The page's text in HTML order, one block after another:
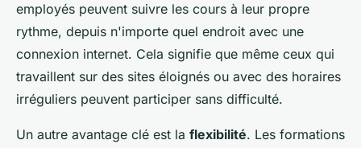
employés peuvent suivre les cours à leur propre
rythme, depuis n'importe quel endroit avec une
connexion internet. Cela signifie que même ceux qui
travaillent sur des sites éloignés ou avec des horaires
irréguliers peuvent participer sans difficulté.
Un autre avantage clé est la flexibilité. Les formations